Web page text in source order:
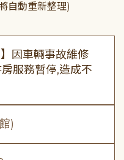
自動重新整理)
因車輛事故維修
服務暫停,造成不
)